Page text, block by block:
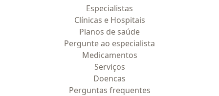
Especialistas
Clínicas e Hospitais
Planos de saúde
Pergunte ao especialista
Medicamentos
Serviços
Doencas
Perguntas frequentes